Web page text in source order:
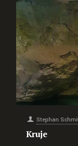
Stephan
Kruje